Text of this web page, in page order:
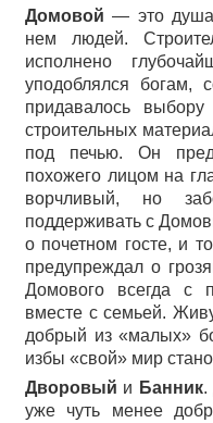
Домовой — это душа
нем людей.
исполнено
уподоблялся богам,
придавалось
строительных
под печью. Он
похожего лицом на
ворчливый, но
поддерживать с
о почетном госте, и
предупреждал о
Домового всегда с
вместе с семьей.
добрый из «малых»
избы «свой» мир
Дворовый и Банник.
уже чуть менее